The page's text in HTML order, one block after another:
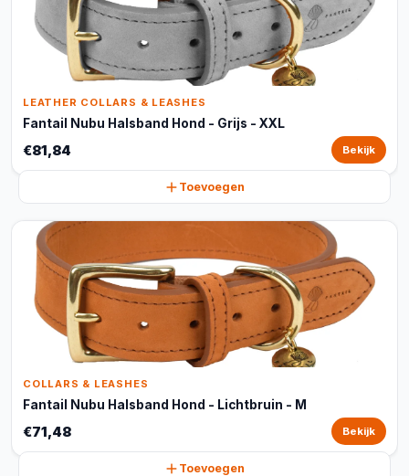
LEATHER COLLARS & LEASHES
Fantail Nubu Halsband Hond - Grijs - XXL
€81,84 Bekijk
Toevoegen
COLLARS & LEASHES
Fantail Nubu Halsband Hond - Lichtbruin - M
€71,48 Bekijk
Toevoegen